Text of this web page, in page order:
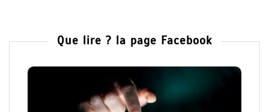
Que lire ? la page Facebook